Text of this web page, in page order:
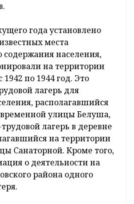
года установлено
места
содержания населения,
на территории
по 1944 год. Это
лагерь для
располагавшийся
улицы Белуша,
лагерь в деревне
на территории
Санаторной. Кроме того,
о деятельности на
района одного